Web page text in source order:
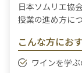
日本ソムリエ協
授業の進め方に
こんな方にお
ワインを学